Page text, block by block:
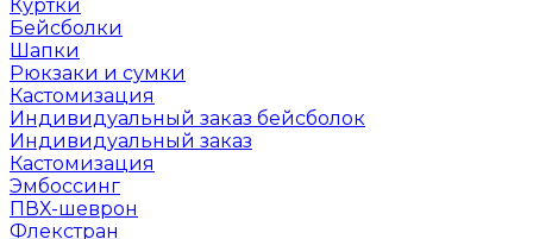
Куртки
Бейсболки
Шапки
Рюкзаки и сумки
Кастомизация
Индивидуальный заказ бейсболок
Индивидуальный заказ
Кастомизация
Эмбоссинг
ПВХ-шеврон
Флекстран